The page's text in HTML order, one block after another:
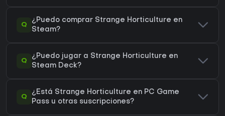
Q
¿Puedo comprar Strange Horticulture en
Steam?
Q
¿Puedo jugar a Strange Horticulture en
Steam Deck?
Q
¿Está Strange Horticulture en PC Game
Pass u otras suscripciones?